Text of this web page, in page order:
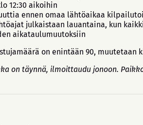
12:30 aikoihin
ennen omaa lähtöaikaa
julkaistaan lauantaina, kun
aikataulumuutoksiin
on enintään 90, muutetaan
on täynnä, ilmoittaudu jonoon.